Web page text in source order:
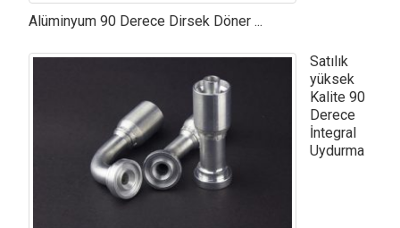
Alüminyum 90 Derece Dirsek Döner ...
Satılık
yüksek
Kalite 90
Derece
İntegral
Uydurma